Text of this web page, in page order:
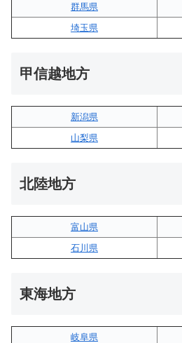
群馬県
埼玉県
甲信越地方
新潟県
山梨県
北陸地方
富山県
石川県
東海地方
岐阜県